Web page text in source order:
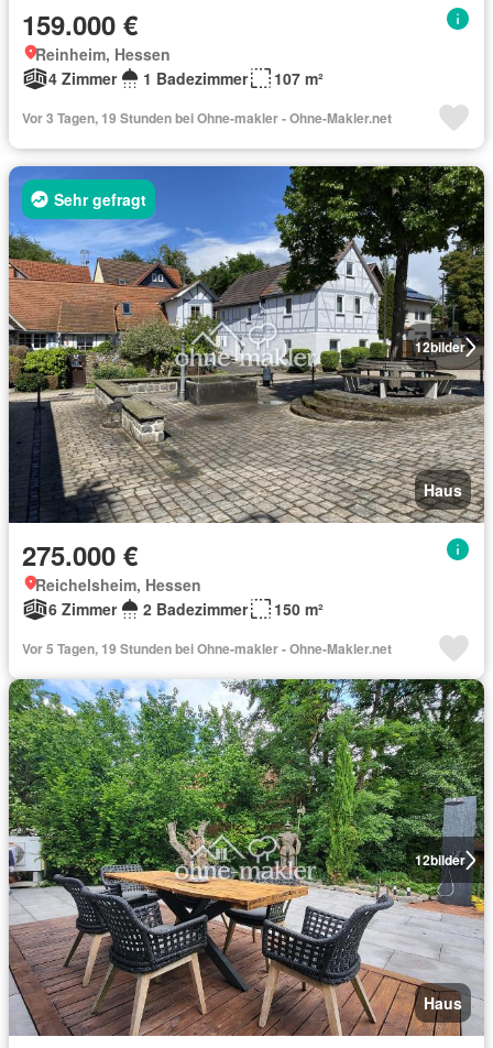
159.000 €
Reinheim, Hessen
4 Zimmer
1 Badezimmer 107 m²
Vor 3 Tagen, 19 Stunden bei Ohne-makler - Ohne-Makler.net
12bilder
Sehr gefragt
Haus
275.000 €
Reichelsheim, Hessen
6 Zimmer
2 Badezimmer 150 m²
Vor 5 Tagen, 19 Stunden bei Ohne-makler - Ohne-Makler.net
12bilder
Haus